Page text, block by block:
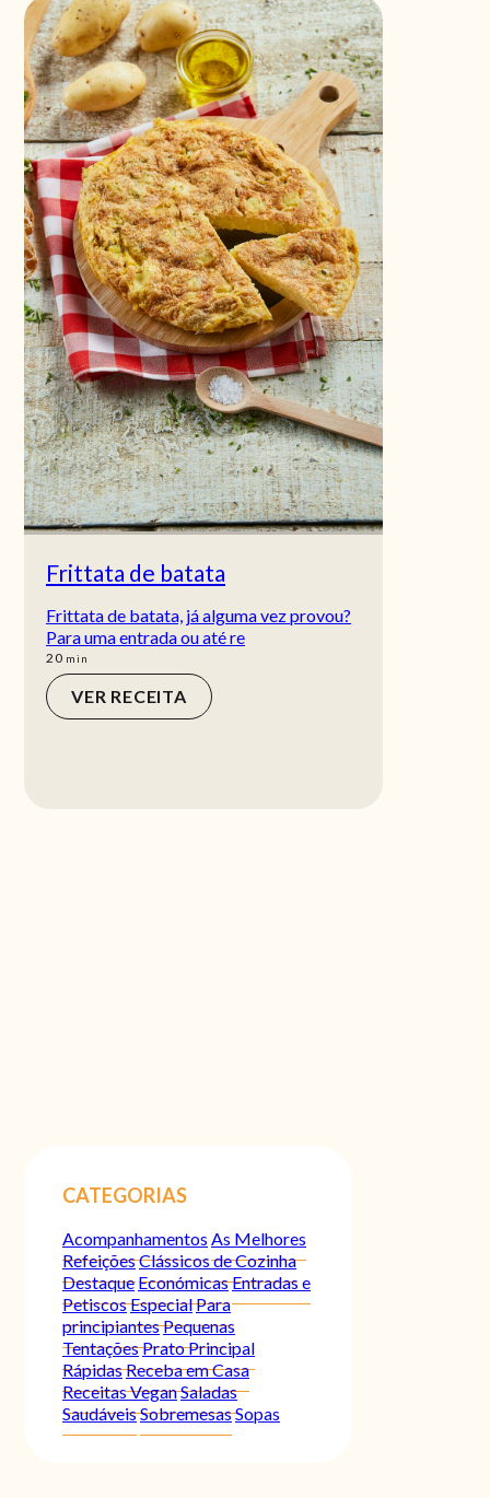
Frittata de batata
Frittata de batata, já alguma vez provou?
Para uma entrada ou até re
20min
min
VER RECEITA
CATEGORIAS
Acompanhamentos As Melhores
RefeiçõesClássicos de Cozinha
Destaque EconómicasEntradas e
PetiscosEspecialPara
principiantesPequenas
TentaçõesPrato Principal
RápidasReceba em Casa
Receitas VeganSaladas
SaudáveisSobremesasSopas